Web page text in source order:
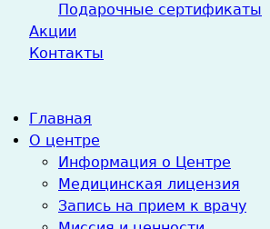
Подарочные сертификаты
Акции
Контакты
Главная
О центре
Информация о Центре
Медицинская лицензия
Запись на прием к врачу